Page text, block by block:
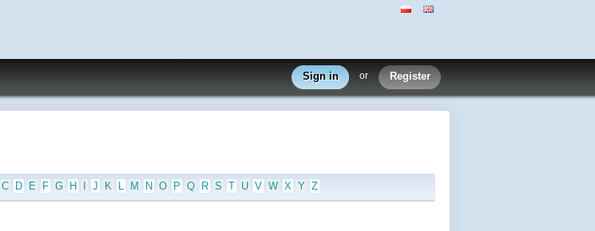
Sign in or Register
C D E F G H J K L M N O P Q R S T U V W X Y Z